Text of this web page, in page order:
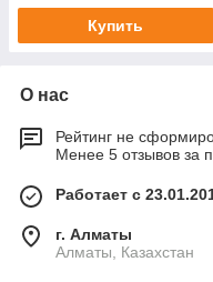
Купить
О нас
Рейтинг не
Менее 5 отзывов за
Работает с
г. Алматы
Алматы, Казахстан